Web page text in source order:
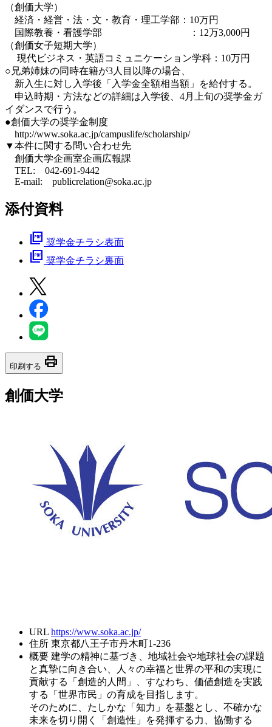
（創価大学）
経済・経営・法・文・教育・理工学部：10万円
国際教養・看護学部 ：12万3,000円
（創価女子短期大学）
現代ビジネス・英語コミュニケーション学科：10万円
○兄弟姉妹の同時在籍が3人目以降の場合、
新入生に対し入学後「入学金全額相当額」を給付する。
申込時期・方法などの詳細は入学後、4月上旬の奨学金ガ
イダンスで行う。
●創価大学の奨学金制度
http://www.soka.ac.jp/campuslife/scholarship/
▼本件に関する問い合わせ先
創価大学企画室企画広報課
TEL: 042-691-9442
E-mail: publicrelation@soka.ac.jp
添付資料
picture_as_pdf 奨学金チラシ表面
picture_as_pdf 奨学金チラシ裏面
印刷する print
創価大学
URL https://www.soka.ac.jp/
住所 東京都八王子市丹木町1-236
概要 建学の精神に基づき、地域社会や地球社会の課題
と真摯に向き合い、人々の幸福と世界の平和の実現に
貢献する「創造的人間」、すなわち、価値創造を実践
する「世界市民」の育成を目指します。
そのために、たしかな「知力」を基盤とし、不確かな
未来を切り開く「創造性」を発揮する力、協働する